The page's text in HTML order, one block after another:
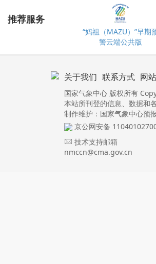
推荐服务
“妈祖（MAZU）”早期
警云端公共版
关于我们 联系方式 网
国家气象中心 版权所有
本站所刊登的信息、数据和
制作维护：国家气象中心预
京公网安备
技术支持邮箱
nmccn@cma.gov.cn